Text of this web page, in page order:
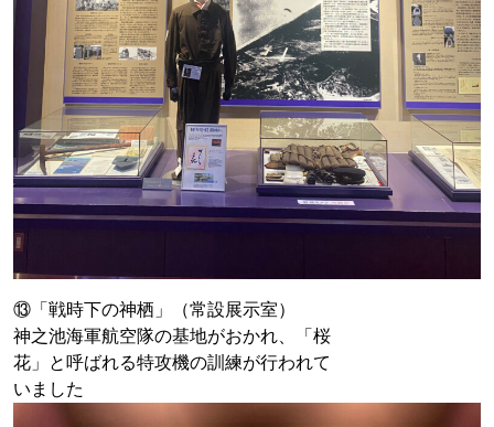
⑬「戦時下の神栖」（常設展示室）
神之池海軍航空隊の基地がおかれ、「桜
花」と呼ばれる特攻機の訓練が行われて
いました